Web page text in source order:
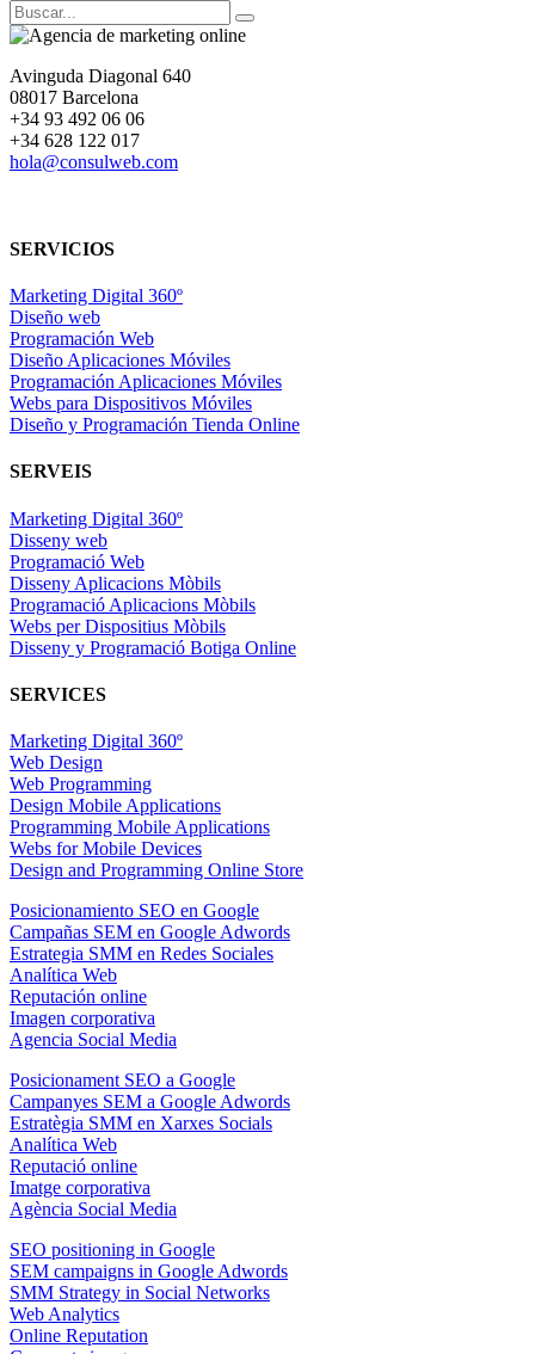
Avinguda Diagonal 640
08017 Barcelona
+34 93 492 06 06
+34 628 122 017
hola@consulweb.com
SERVICIOS
Marketing Digital 360º
Diseño web
Programación Web
Diseño Aplicaciones Móviles
Programación Aplicaciones Móviles
Webs para Dispositivos Móviles
Diseño y Programación Tienda Online
SERVEIS
Marketing Digital 360º
Disseny web
Programació Web
Disseny Aplicacions Mòbils
Programació Aplicacions Mòbils
Webs per Dispositius Mòbils
Disseny y Programació Botiga Online
SERVICES
Marketing Digital 360º
Web Design
Web Programming
Design Mobile Applications
Programming Mobile Applications
Webs for Mobile Devices
Design and Programming Online Store
Posicionamiento SEO en Google
Campañas SEM en Google Adwords
Estrategia SMM en Redes Sociales
Analítica Web
Reputación online
Imagen corporativa
Agencia Social Media
Posicionament SEO a Google
Campanyes SEM a Google Adwords
Estratègia SMM en Xarxes Socials
Analítica Web
Reputació online
Imatge corporativa
Agència Social Media
SEO positioning in Google
SEM campaigns in Google Adwords
SMM Strategy in Social Networks
Web Analytics
Online Reputation